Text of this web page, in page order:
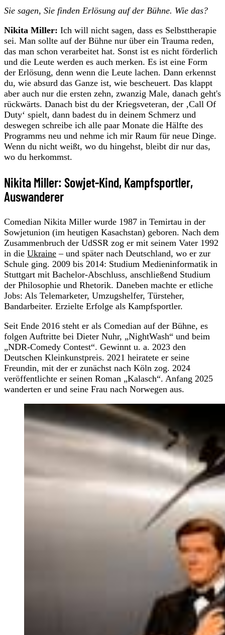
Sie sagen, Sie finden Erlösung auf der Bühne. Wie das?
Nikita Miller: Ich will nicht sagen, dass es Selbsttherapie
sei. Man sollte auf der Bühne nur über ein Trauma reden,
das man schon verarbeitet hat. Sonst ist es nicht förderlich
und die Leute werden es auch merken. Es ist eine Form
der Erlösung, denn wenn die Leute lachen. Dann erkennst
du, wie absurd das Ganze ist, wie bescheuert. Das klappt
aber auch nur die ersten zehn, zwanzig Male, danach geht's
rückwärts. Danach bist du der Kriegsveteran, der ‚Call Of
Duty‘ spielt, dann badest du in deinem Schmerz und
deswegen schreibe ich alle paar Monate die Hälfte des
Programms neu und nehme ich mir Raum für neue Dinge.
Wenn du nicht weißt, wo du hingehst, bleibt dir nur das,
wo du herkommst.
Nikita Miller: Sowjet-Kind, Kampfsportler,
Auswanderer
Comedian Nikita Miller wurde 1987 in Temirtau in der
Sowjetunion (im heutigen Kasachstan) geboren. Nach dem
Zusammenbruch der UdSSR zog er mit seinem Vater 1992
in die Ukraine – und später nach Deutschland, wo er zur
Schule ging. 2009 bis 2014: Studium Medieninformatik in
Stuttgart mit Bachelor-Abschluss, anschließend Studium
der Philosophie und Rhetorik. Daneben machte er etliche
Jobs: Als Telemarketer, Umzugshelfer, Türsteher,
Bandarbeiter. Erzielte Erfolge als Kampfsportler.
Seit Ende 2016 steht er als Comedian auf der Bühne, es
folgen Auftritte bei Dieter Nuhr, „NightWash“ und beim
„NDR-Comedy Contest“. Gewinnt u. a. 2023 den
Deutschen Kleinkunstpreis. 2021 heiratete er seine
Freundin, mit der er zunächst nach Köln zog. 2024
veröffentlichte er seinen Roman „Kalasch“. Anfang 2025
wanderten er und seine Frau nach Norwegen aus.